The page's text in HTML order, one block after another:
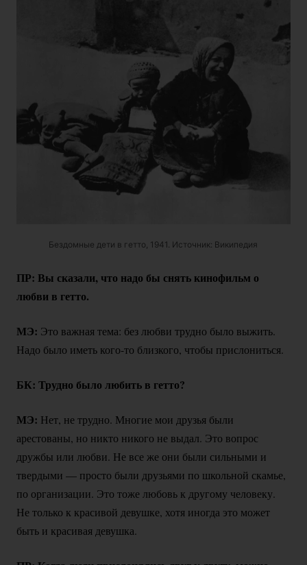
Бездомные дети в гетто, 1941. Источник: Википедия
ПР: Вы сказали, что надо бы снять кинофильм о
любви в гетто.
МЭ: Это важная тема: без любви трудно было выжить.
Надо было иметь кого-то близкого, чтобы прислониться.
БК: Трудно было любить в гетто?
МЭ: Нет, не трудно. Многие мои друзья были
арестованы, но никто никого не выдал. Это вопрос
дружбы или любви. Не все же они были сильными и
твердыми — просто были друзьями по школьной скамье,
по организации. Это тоже любовь к другому человеку.
Не только к красивой девушке, хотя иногда это может
быть и красивая девушка.